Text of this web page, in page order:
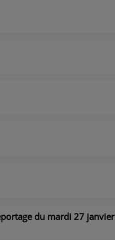
du mardi 27 janvier